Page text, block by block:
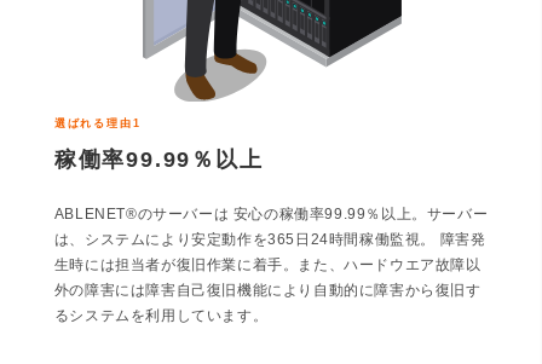
選ばれる理由1
稼働率99.99％以上
ABLENET®のサーバーは 安心の稼働率99.99％以上。サーバー
は、システムにより安定動作を365日24時間稼働監視。 障害発
生時には担当者が復旧作業に着手。また、ハードウエア故障以
外の障害には障害自己復旧機能により自動的に障害から復旧す
るシステムを利用しています。